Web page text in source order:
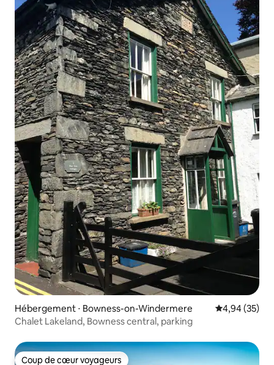
Hébergement ⋅ Bowness-on-Windermere Évaluation
4,94 (35)
Chalet Lakeland, Bowness central, parking
Coup de cœur voyageurs